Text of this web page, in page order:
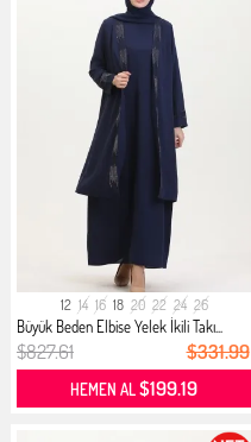
12 14 16 18 20 22 24 26
Büyük Beden Elbise Yelek İkili Takı...
$827.61 $331.99
HEMEN AL$199.19